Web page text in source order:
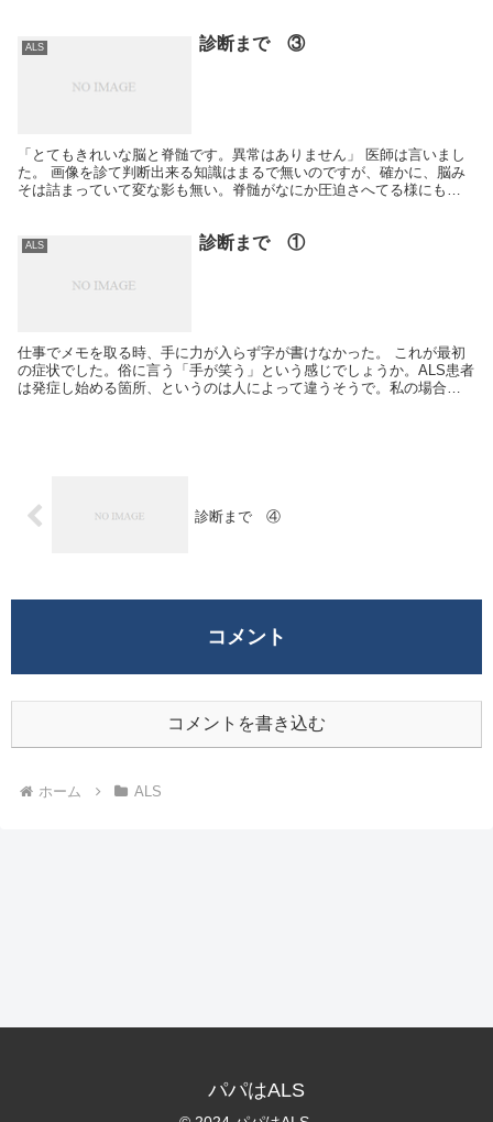
ALS 診断まで ③
「とてもきれいな脳と脊髄です。異常はありません」 医師は言いまし
た。 画像を診て判断出来る知識はまるで無いのですが、確かに、脳み
そは詰まっていて変な影も無い。脊髄がなにか圧迫さへてる様にも見
ALS 診断まで ①
仕事でメモを取る時、手に力が入らず字が書けなかった。 これが最初
の症状でした。俗に言う「手が笑う」という感じでしょうか。ALS患者
は発症し始める箇所、というのは人によって違うそうで。私の場合は
診断まで ④
コメント
コメントを書き込む
ホーム ALS
パパはALS